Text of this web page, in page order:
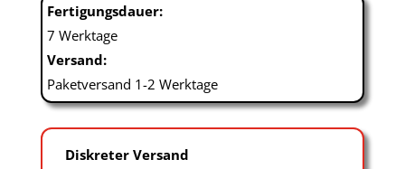
Fertigungsdauer:
7 Werktage
Versand:
Paketversand 1-2 Werktage
Diskreter Versand